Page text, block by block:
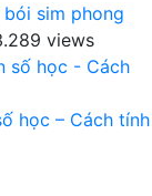
sim phong
views
học – Cách tính